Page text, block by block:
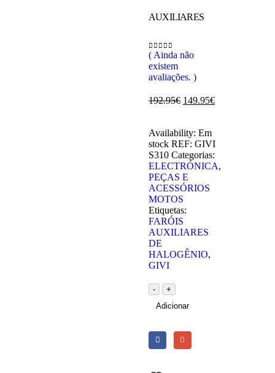
AUXILIARES
0 out of 5
( Ainda não
existem
avaliações. )
192.95€ 149.95€
Availability: Em
stock REF: GIVI
S310 Categorias:
ELECTRÓNICA,
PEÇAS E
ACESSÓRIOS
MOTOS
Etiquetas:
FARÓIS
AUXILIARES
DE
HALOGÊNIO,
GIVI
-
+
Adicionar